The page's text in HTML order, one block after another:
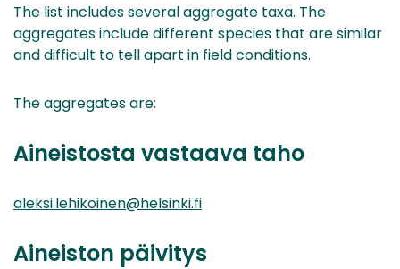
The list includes several aggregate taxa. The
aggregates include different species that are similar
and difficult to tell apart in field conditions.
The aggregates are:
Aineistosta vastaava taho
aleksi.lehikoinen@helsinki.fi
Aineiston päivitys